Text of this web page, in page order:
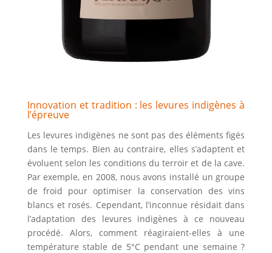
Innovation et tradition : les levures indigènes à
l’épreuve
Les levures indigènes ne sont pas des éléments figés
dans le temps. Bien au contraire, elles s’adaptent et
évoluent selon les conditions du terroir et de la cave.
Par exemple, en 2008, nous avons installé un groupe
de froid pour optimiser la conservation des vins
blancs et rosés. Cependant, l’inconnue résidait dans
l’adaptation des levures indigènes à ce nouveau
procédé. Alors, comment réagiraient-elles à une
température stable de 5°C pendant une semaine ?